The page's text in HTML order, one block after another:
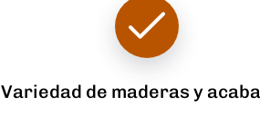
Variedad de maderas y